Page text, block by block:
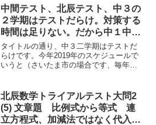
としての意見を記します。今回のコロナ
騒動は薬ができるか、人類...
中間テスト、北辰テスト、中３の
２学期はテストだらけ。対策する
時間は足りない。だから中１中２
からちゃんとやっておくと中３で
得します。つまり、その後の人生
で選択肢が多くなります。 （北
ました！）
タイトルの通り、中３二学期はテストだ
らけです。今年2019年のスケジュールで
いうと（さいたま市の場合です、毎年ほ
週 さいたま市学力検査第１
回 北辰テスト第５...
北辰数学トライアルテスト大問2
(5) 文章題 比例式から等式 連
立方程式、加減法ではなく代入法